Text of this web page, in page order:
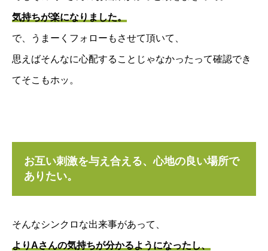
気持ちが楽になりました。
で、うまーくフォローもさせて頂いて、
思えばそんなに心配することじゃなかったって確認でき
てそこもホッ。
お互い刺激を与え合える、心地の良い場所で
ありたい。
そんなシンクロな出来事があって、
よりAさんの気持ちが分かるようになったし、